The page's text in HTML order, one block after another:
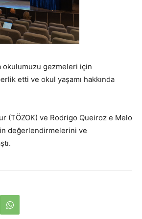
okulumuzu gezmeleri için
etti ve okul yaşamı hakkında
(TÖZOK) ve Rodrigo Queiroz e Melo
değerlendirmelerini ve